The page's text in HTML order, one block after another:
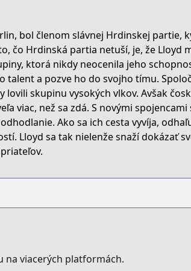
boukensha-ni-hirowareru
bol členom slávnej Hrdinskej partie,
čo Hrdinská partia netuší, je, že Lloyd
ktorá nikdy neocenila jeho
a pozve ho do svojho tímu.
skupinu vysokých vlkov. Avšak
viac, než sa zdá. S novými spojencami
Ako sa ich cesta vyvíja,
Lloyd sa tak nielenže snaží dokázať
na viacerých platformách.